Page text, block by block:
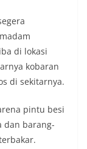
di lokasi
kobaran
di sekitarnya.
pintu besi
dan barang-